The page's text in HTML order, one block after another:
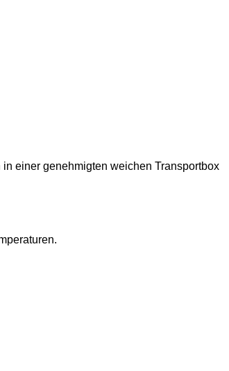
einer genehmigten weichen Transportbox